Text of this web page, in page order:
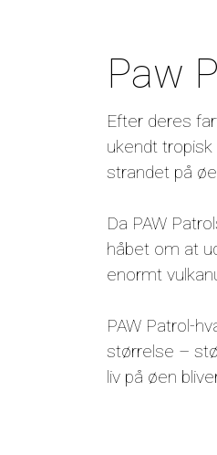
Paw
Efter deres
ukendt
strandet på
Da PAW
håbet om at
enormt
PAW Patrol-
størrelse –
liv på øen